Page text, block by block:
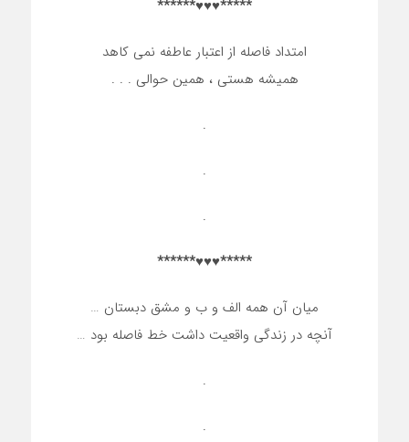
*****♥♥♥******
امتداد فاصله از اعتبار عاطفه نمی کاهد
همیشه هستی ، همین حوالی . . .
.
.
.
*****♥♥♥******
میان آن همه الف و ب و مشق دبستان …
آنچه در زندگی واقعیت داشت خط فاصله بود …
.
.